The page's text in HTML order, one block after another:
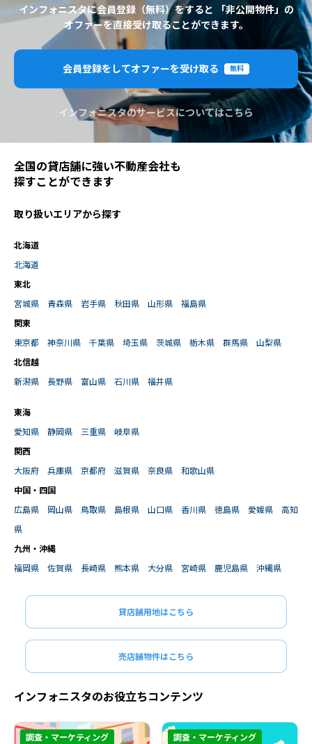
インフォニスタに会員登録（無料）をすると 「非公開物件」の
オファーを直接受け取ることができます。
会員登録をしてオファーを受け取る 無料
インフォニスタのサービスについてはこちら
全国の貸店舗に強い不動産会社も
探すことができます
取り扱いエリアから探す
北海道
北海道
東北
宮城県
青森県 岩手県 秋田県 山形県
福島県
関東
東京都
神奈川県 千葉県 埼玉県 茨城県 栃木県 群馬県
山梨県
北信越
新潟県
長野県 富山県 石川県 福井県
東海
愛知県
静岡県 三重県
岐阜県
関西
大阪府
兵庫県 京都府 滋賀県 奈良県
和歌山県
中国・四国
広島県
岡山県 鳥取県 島根県 山口県 香川県 徳島県 愛媛県
高知
県
九州・沖縄
福岡県
佐賀県 長崎県 熊本県 大分県 宮崎県 鹿児島県 沖縄県
貸店舗用地はこちら
売店舗物件はこちら
インフォニスタのお役立ちコンテンツ
調査・マーケティング 調査・マーケティング